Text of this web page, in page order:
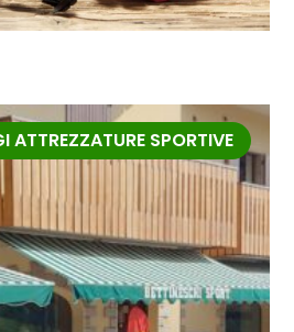
ATTREZZATURE SPORTIVE